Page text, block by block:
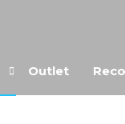
Outlet